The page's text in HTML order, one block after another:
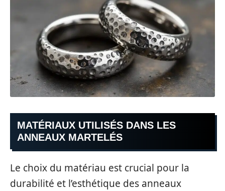
MATÉRIAUX UTILISÉS DANS LES
ANNEAUX MARTELÉS
Le choix du matériau est crucial pour la
durabilité et l’esthétique des anneaux